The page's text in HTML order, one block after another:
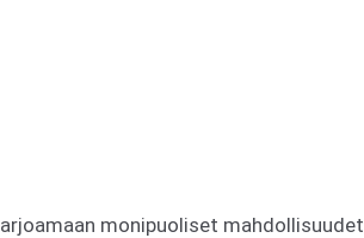
monipuoliset mahdollisuudet